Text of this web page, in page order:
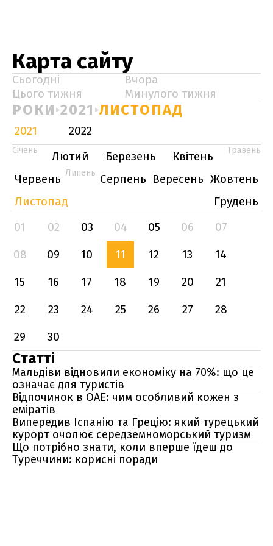
Карта сайту
Сьогодні
Вчора
Цього тижня
Минулого тижня
РОКИ 2021 ЛИСТОПАД
2021 2022
Січень Лютий Березень Квітень Травень
Червень Липень Серпень Вересень Жовтень
Листопад
Грудень
01
02 03 04 05 06
07
08
09 10 11 12 13
14
15
16 17 18 19 20
21
22
23 24 25 26 27
28
29
30
Статті
Мальдіви відновили економіку на 70%: що це
означає для туристів
Відпочинок в ОАЕ: чим особливий кожен з
еміратів
Випередив Іспанію та Грецію: який турецький
курорт очолює середземноморський туризм
Що потрібно знати, коли вперше їдеш до
Туреччини: корисні поради